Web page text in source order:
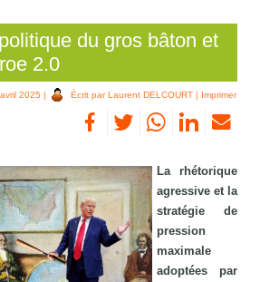
du gros bâton et
2.0
2025 | Écrit par Laurent DELCOURT | Imprimer
La rhétorique
agressive et la
stratégie de
pression
maximale
adoptées par